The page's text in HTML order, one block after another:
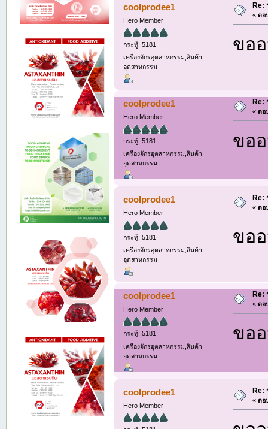
coolprodee1
Hero Member
กระทู้: 5181
เครื่องจักรอุตสาหกรรม,สินค้า
อุตสาหกรรม
Re:
« ตอ
ขอ
coolprodee1
Hero Member
กระทู้: 5181
เครื่องจักรอุตสาหกรรม,สินค้า
อุตสาหกรรม
Re:
« ตอ
ขอ
coolprodee1
Hero Member
กระทู้: 5181
เครื่องจักรอุตสาหกรรม,สินค้า
อุตสาหกรรม
Re:
« ตอ
ขอ
coolprodee1
Hero Member
กระทู้: 5181
เครื่องจักรอุตสาหกรรม,สินค้า
อุตสาหกรรม
Re:
« ตอ
ขอ
coolprodee1
Hero Member
Re:
« ตอ